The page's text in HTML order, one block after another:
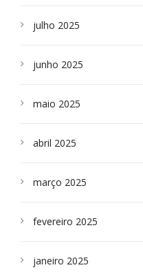
julho 2025
junho 2025
maio 2025
abril 2025
março 2025
fevereiro 2025
janeiro 2025